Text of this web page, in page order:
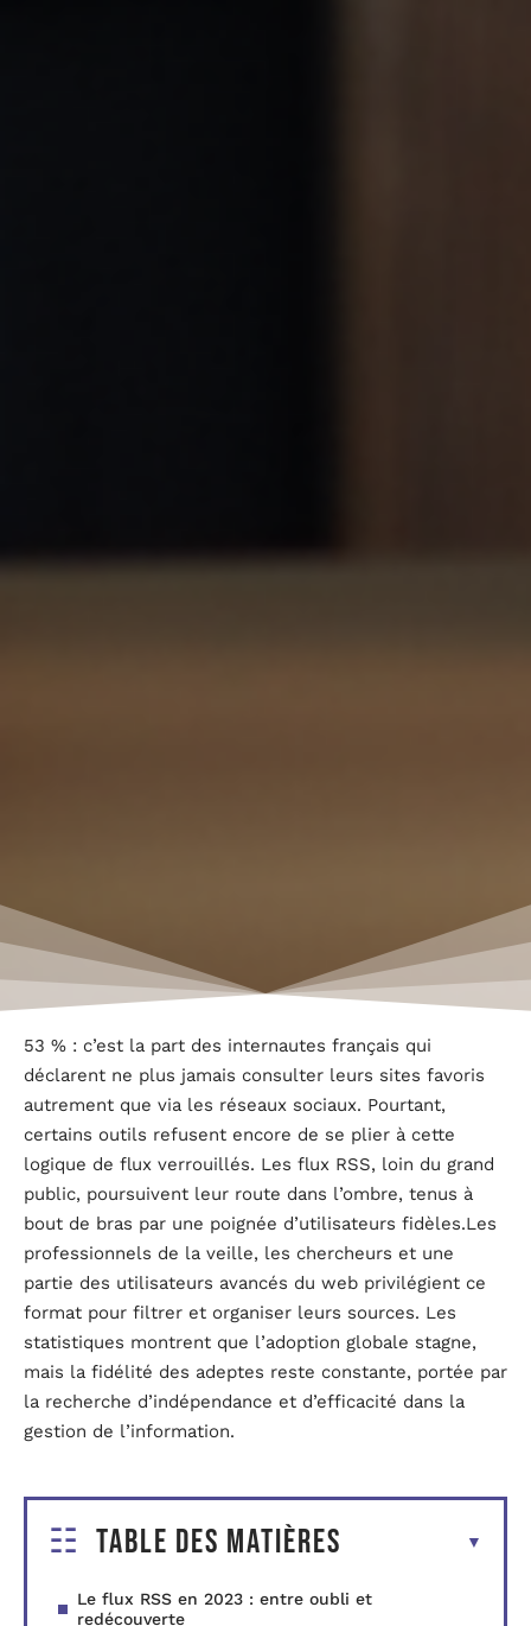
53 % : c’est la part des internautes français qui
déclarent ne plus jamais consulter leurs sites favoris
autrement que via les réseaux sociaux. Pourtant,
certains outils refusent encore de se plier à cette
logique de flux verrouillés. Les flux RSS, loin du grand
public, poursuivent leur route dans l’ombre, tenus à
bout de bras par une poignée d’utilisateurs fidèles.Les
professionnels de la veille, les chercheurs et une
partie des utilisateurs avancés du web privilégient ce
format pour filtrer et organiser leurs sources. Les
statistiques montrent que l’adoption globale stagne,
mais la fidélité des adeptes reste constante, portée par
la recherche d’indépendance et d’efficacité dans la
gestion de l’information.
Table des matières
Le flux RSS en 2023 : entre oubli et
redécouverte